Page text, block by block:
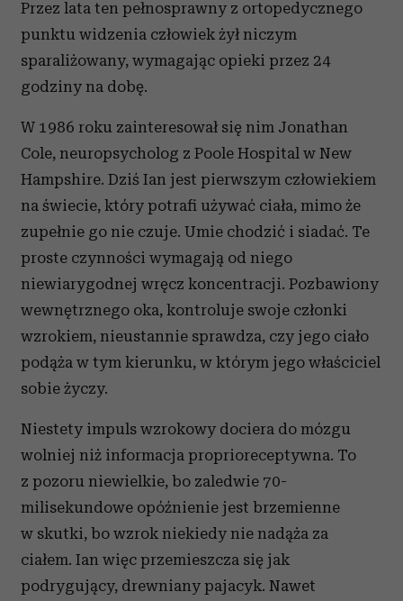
i reklam, aby oferować funkcje społecznościowe i
analizować ruch w naszej witrynie. Informacje o tym, jak
korzystasz z naszej witryny, udostępniamy partnerom
społecznościowym, reklamowym i analitycznym.
Partnerzy mogą połączyć te informacje z innymi danymi
korzystania z ich usług.
Przez lata ten pełnosprawny z ortopedycznego
punktu widzenia człowiek żył niczym
sparaliżowany, wymagając opieki przez 24
godziny na dobę.
W 1986 roku zainteresował się nim Jonathan
Cole, neuropsycholog z Poole Hospital w New
Hampshire. Dziś Ian jest pierwszym człowiekiem
na świecie, który potrafi używać ciała, mimo że
zupełnie go nie czuje. Umie chodzić i siadać. Te
proste czynności wymagają od niego
niewiarygodnej wręcz koncentracji. Pozbawiony
wewnętrznego oka, kontroluje swoje członki
wzrokiem, nieustannie sprawdza, czy jego ciało
podąża w tym kierunku, w którym jego właściciel
sobie życzy.
Niestety impuls wzrokowy dociera do mózgu
wolniej niż informacja proprioreceptywna. To
z pozoru niewielkie, bo zaledwie 70-
milisekundowe opóźnienie jest brzemienne
w skutki, bo wzrok niekiedy nie nadąża za
ciałem. Ian więc przemieszcza się jak
podrygujący, drewniany pajacyk. Nawet